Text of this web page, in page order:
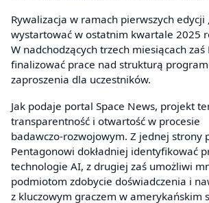
Rywalizacja w ramach pierwszych edycji
wystartować w ostatnim kwartale 2025
W nadchodzących trzech miesiącach
finalizować prace nad strukturą
zaproszenia dla uczestników.
Jak podaje portal Space News, projekt
transparentność i otwartość w procesie
badawczo‑rozwojowym. Z jednej strony
Pentagonowi dokładniej identyfikować
technologie AI, z drugiej zaś umożliwi
podmiotom zdobycie doświadczenia i
z kluczowym graczem w amerykańskim